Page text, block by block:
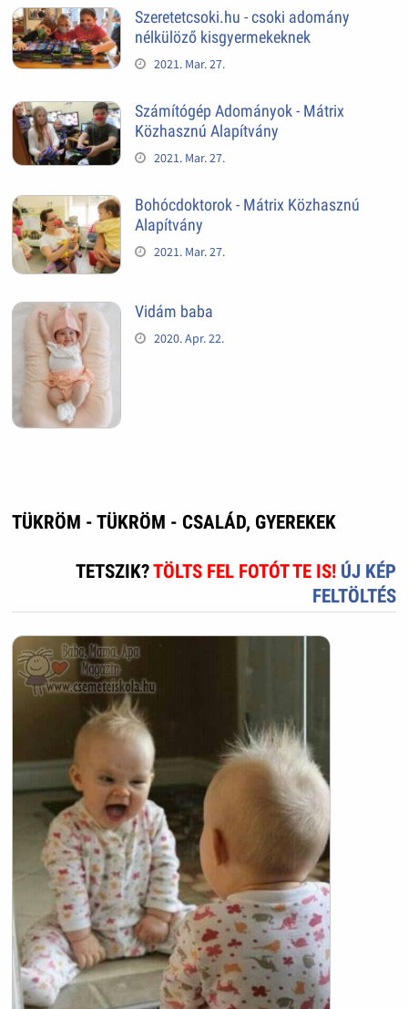
Szeretetcsoki.hu - csoki adomány
nélkülöző kisgyermekeknek
2021. Mar. 27.
Számítógép Adományok - Mátrix
Közhasznú Alapítvány
2021. Mar. 27.
Bohócdoktorok - Mátrix Közhasznú
Alapítvány
2021. Mar. 27.
Vidám baba
2020. Apr. 22.
TÜKRÖM - TÜKRÖM - CSALÁD, GYEREKEK
TETSZIK?TÖLTS FEL FOTÓT TE IS! ÚJ KÉP
FELTÖLTÉS